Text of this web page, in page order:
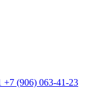
+7 (906) 063-41-23